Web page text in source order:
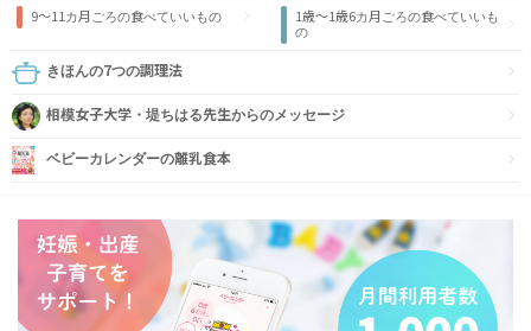
9〜11カ月ごろの食べていいもの
1歳〜1歳6カ月ごろの食べていいも
の
きほんの7つの調理法
相模女子大学・堤ちはる先生からのメッセージ
ベビーカレンダーの離乳食本